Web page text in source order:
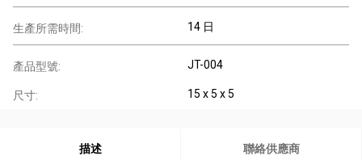
生產所需時間: 14 日
產品型號: JT-004
尺寸: 15 x 5 x 5
描述 聯絡供應商